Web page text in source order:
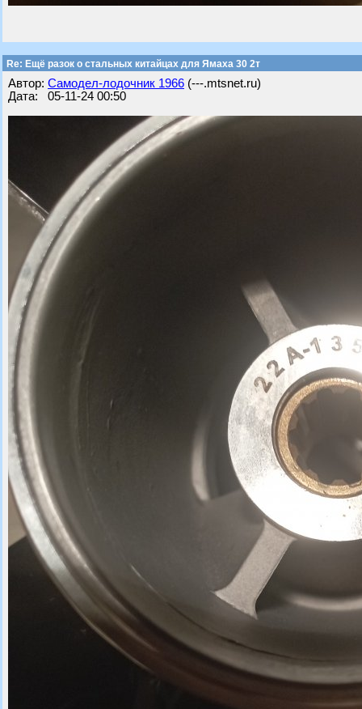
Re: Ещё разок о стальных китайцах для Ямаха 30 2т
Автор: Самодел-лодочник 1966 (---.mtsnet.ru)
Дата: 05-11-24 00:50